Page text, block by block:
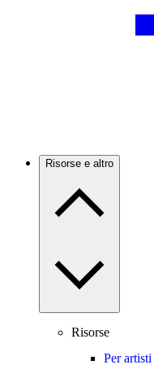
Risorse e altro
Risorse
Per artisti